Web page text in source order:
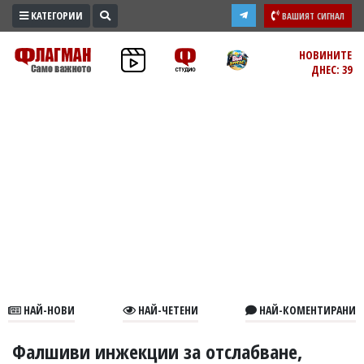
ПРОМО
ЗОНА
В
КАТЕГОРИИ ВАШИЯТ СИГНАЛ
НОВИНИТЕ
ДНЕС: 39
НАЙ-НОВИ НАЙ-ЧЕТЕНИ НАЙ-КОМЕНТИРАНИ
Фалшиви инжекции за отслабване,